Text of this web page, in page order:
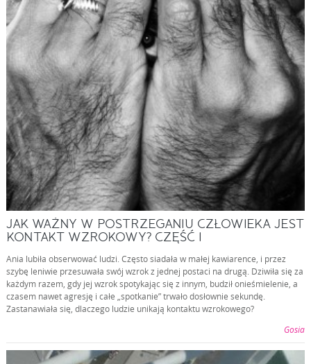
JAK WAŻNY W POSTRZEGANIU CZŁOWIEKA JEST
KONTAKT WZROKOWY? CZĘŚĆ I
Ania lubiła obserwować ludzi. Często siadała w małej kawiarence, i przez
szybę leniwie przesuwała swój wzrok z jednej postaci na drugą. Dziwiła się za
każdym razem, gdy jej wzrok spotykając się z innym, budził onieśmielenie, a
czasem nawet agresję i całe „spotkanie” trwało dosłownie sekundę.
Zastanawiała się, dlaczego ludzie unikają kontaktu wzrokowego?
Gosia